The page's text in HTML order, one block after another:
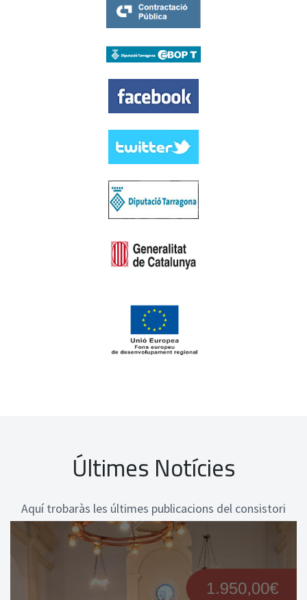
Últimes Notícies
Aquí trobaràs les últimes publicacions del consistori